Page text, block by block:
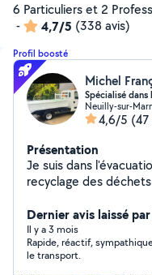
6 Particuliers et 2
-
4,7/5 (338 avis)
Profil boosté
Michel
Spécialisé dans
Neuilly-sur-
4,6/5 (47
Présentation
Je suis dans
recyclage des
etc.
Dernier avis laissé
Il y a 3 mois
Rapide, réactif,
le transport.